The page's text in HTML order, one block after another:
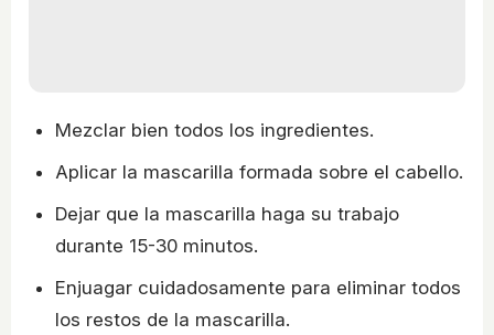
Mezclar bien todos los ingredientes.
Aplicar la mascarilla formada sobre el cabello.
Dejar que la mascarilla haga su trabajo
durante 15-30 minutos.
Enjuagar cuidadosamente para eliminar todos
los restos de la mascarilla.